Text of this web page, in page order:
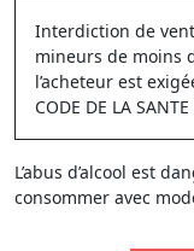
Interdiction de
mineurs de moins
l’acheteur est
CODE DE LA
L’abus d’alcool est
consommer avec